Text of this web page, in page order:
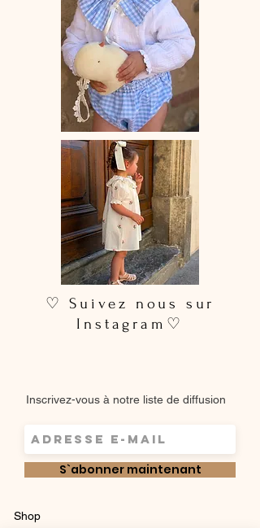
Entretien: lavage à la main ou en
machine à 30° (cycle délicat, couleurs
similaires). Ne pas utiliser de sèche-
♡ Suivez nous sur
Instagram♡
Inscrivez-vous à notre liste de diffusion
S`abonner maintenant
Shop